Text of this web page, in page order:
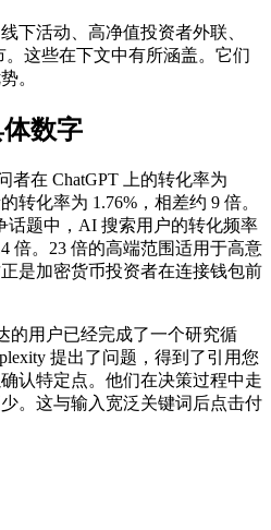
下活动、高净值投资者外联、
这些在下文中有所涵盖。它们
。
数字
者在 ChatGPT 上的转化率为
转化率为 1.76%，相差约 9 倍。
话题中，AI 搜索用户的转化频率
倍。23 倍的高端范围适用于高意
是加密货币投资者在连接钱包前
的用户已经完成了一个研究循
提出了问题，得到了引用您
认特定点。他们在决策过程中走
。这与输入宽泛关键词后点击付